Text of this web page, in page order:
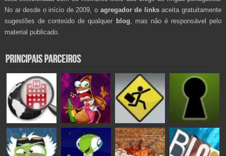
No ar desde o início de 2009, o agregador de linksaceita gratuitamente
sugestões de conteúdo de qualquer blog , mas não é responsável pelo
material publicado.